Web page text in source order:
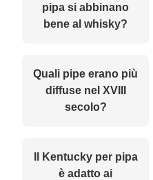
pipa si abbinano
bene al whisky?
Quali pipe erano più
diffuse nel XVIII
secolo?
Il Kentucky per pipa
è adatto ai